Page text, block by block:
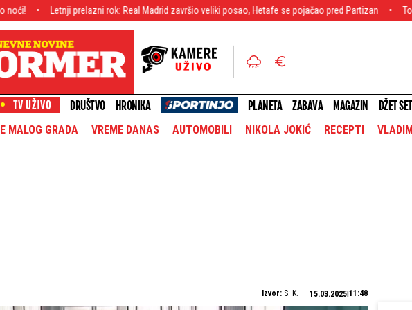
prelazni rok: Real Madrid završio veliki posao, Hetafe se pojačao pred Partizan Tobol se ne
DRUŠTVO HRONIKA PLANETA ZABAVA MAGAZIN DŽET SET
MALOG GRADA VREME DANAS AUTOMOBILI NIKOLA JOKIĆ RECEPTI
Izvor: S. K. 15.03.2025 11:48